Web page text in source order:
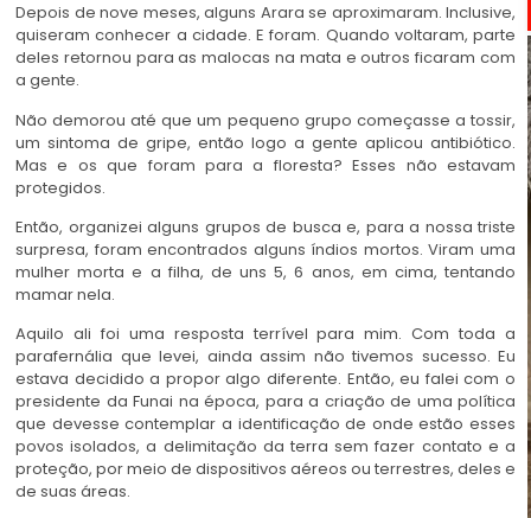
Depois de nove meses, alguns Arara se aproximaram. Inclusive,
quiseram conhecer a cidade. E foram. Quando voltaram, parte
deles retornou para as malocas na mata e outros ficaram com
a gente.
Não demorou até que um pequeno grupo começasse a tossir,
um sintoma de gripe, então logo a gente aplicou antibiótico.
Mas e os que foram para a floresta? Esses não estavam
protegidos.
Então, organizei alguns grupos de busca e, para a nossa triste
surpresa, foram encontrados alguns índios mortos. Viram uma
mulher morta e a filha, de uns 5, 6 anos, em cima, tentando
mamar nela.
Aquilo ali foi uma resposta terrível para mim. Com toda a
parafernália que levei, ainda assim não tivemos sucesso. Eu
estava decidido a propor algo diferente. Então, eu falei com o
presidente da Funai na época, para a criação de uma política
que devesse contemplar a identificação de onde estão esses
povos isolados, a delimitação da terra sem fazer contato e a
proteção, por meio de dispositivos aéreos ou terrestres, deles e
de suas áreas.